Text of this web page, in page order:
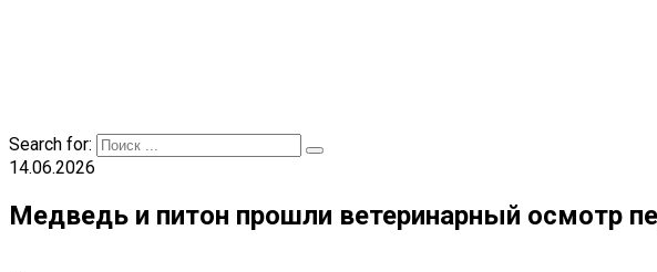
Search for:
14.06.2026
Медведь и питон прошли ветеринарный осмотр